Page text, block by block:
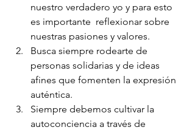
nuestro verdadero yo y para esto
es importante  reflexionar sobre
nuestras pasiones y valores.
Busca siempre rodearte de
personas solidarias y de ideas
afines que fomenten la expresión
auténtica.
Siempre debemos cultivar la
autoconciencia a través de